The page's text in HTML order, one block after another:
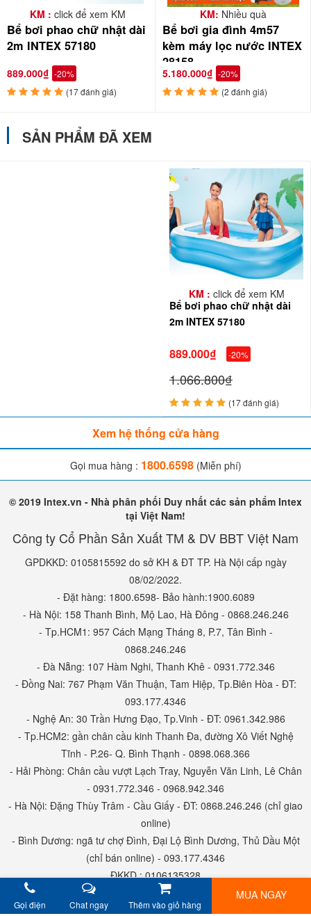
KM : click để xem KM
Bể bơi phao chữ nhật dài
2m INTEX 57180
889.000₫ -20%
(17 đánh giá)
KM: Nhiều quà
Bể bơi gia đình 4m57
kèm máy lọc nước INTEX
28158
5.180.000₫ -20%
(2 đánh giá)
SẢN PHẨM ĐÃ XEM
KM : click để xem KM
Bể bơi phao chữ nhật dài
2m INTEX 57180
889.000₫ -20%
1.066.800₫
(17 đánh giá)
Xem hệ thống cửa hàng
Gọi mua hàng : 1800.6598(Miễn phí)
© 2019 Intex.vn - Nhà phân phối Duy nhất các sản phẩm Intex
tại Việt Nam!
Công ty Cổ Phần Sản Xuất TM & DV BBT Việt Nam
GPDKKD: 0105815592 do sở KH & ĐT TP. Hà Nội cấp ngày
08/02/2022.
- Đặt hàng: 1800.6598- Bảo hành:1900.6089
- Hà Nội: 158 Thanh Bình, Mộ Lao, Hà Đông - 0868.246.246
- Tp.HCM1: 957 Cách Mạng Tháng 8, P.7, Tân Bình -
0868.246.246
- Đà Nẵng: 107 Hàm Nghi, Thanh Khê - 0931.772.346
- Đồng Nai: 767 Phạm Văn Thuận, Tam Hiệp, Tp.Biên Hòa - ĐT:
093.177.4346
- Nghệ An: 30 Trần Hưng Đạo, Tp.Vinh - ĐT: 0961.342.986
- Tp.HCM2: gần chân cầu kinh Thanh Đa, đường Xô Viết Nghệ
Tĩnh - P.26- Q. Bình Thạnh - 0898.068.366
- Hải Phòng: Chân cầu vượt Lạch Tray, Nguyễn Văn Linh, Lê Chân
- 0931.772.346 - 0968.942.346
- Hà Nội: Đặng Thùy Trâm - Cầu Giấy - ĐT: 0868.246.246 (chỉ giao
online)
- Bình Dương: ngã tư chợ Đình, Đại Lộ Bình Dương, Thủ Dầu Một
(chỉ bán online) - 093.177.4346
ĐKKD : 0106135328
Gọi điện Chat ngay Thêm vào giỏ hàng
MUA NGAY